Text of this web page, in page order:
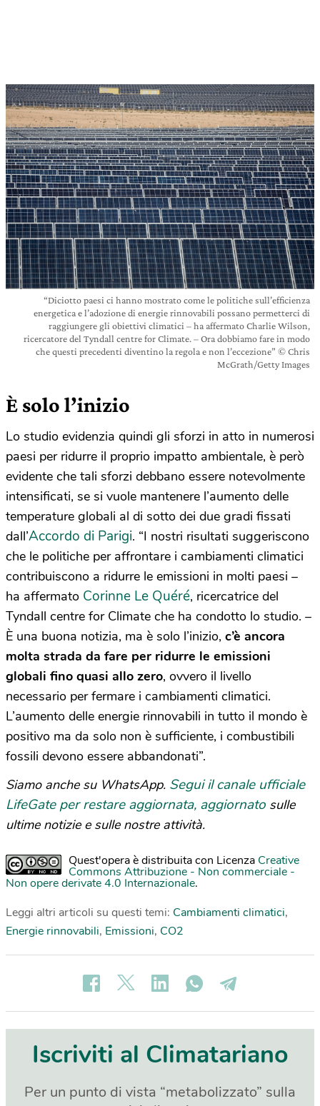
“Diciotto paesi ci hanno mostrato come le politiche sull’efficienza
energetica e l’adozione di energie rinnovabili possano permetterci di
raggiungere gli obiettivi climatici – ha affermato Charlie Wilson,
ricercatore del Tyndall centre for Climate. – Ora dobbiamo fare in modo
che questi precedenti diventino la regola e non l’eccezione” © Chris
McGrath/Getty Images
È solo l’inizio
Lo studio evidenzia quindi gli sforzi in atto in numerosi
paesi per ridurre il proprio impatto ambientale, è però
evidente che tali sforzi debbano essere notevolmente
intensificati, se si vuole mantenere l’aumento delle
temperature globali al di sotto dei due gradi fissati
dall’Accordo di Parigi. “I nostri risultati suggeriscono
che le politiche per affrontare i cambiamenti climatici
contribuiscono a ridurre le emissioni in molti paesi –
ha affermato Corinne Le Quéré, ricercatrice del
Tyndall centre for Climate che ha condotto lo studio. –
È una buona notizia, ma è solo l’inizio, c’è ancora
molta strada da fare per ridurre le emissioni
globali fino quasi allo zero, ovvero il livello
necessario per fermare i cambiamenti climatici.
L’aumento delle energie rinnovabili in tutto il mondo è
positivo ma da solo non è sufficiente, i combustibili
fossili devono essere abbandonati”.
Siamo anche su WhatsApp. Segui il canale ufficiale
LifeGate per restare aggiornata, aggiornato sulle
ultime notizie e sulle nostre attività.
Quest'opera è distribuita con Licenza Creative
Commons Attribuzione - Non commerciale -
Non opere derivate 4.0 Internazionale.
Leggi altri articoli su questi temi: Cambiamenti climatici,
Energie rinnovabili, Emissioni, CO2
Iscriviti al Climatariano
Per un punto di vista “metabolizzato” sulla